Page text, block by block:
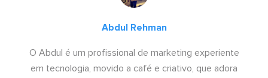
Abdul Rehman
O Abdul é um profissional de marketing experiente
em tecnologia, movido a café e criativo, que adora